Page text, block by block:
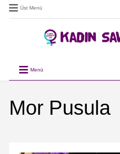
Üst Menü
Menü
Mor Pusula